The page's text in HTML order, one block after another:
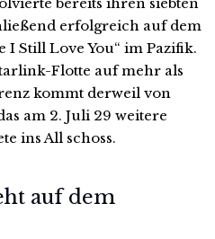
bereits ihren siebten
erfolgreich auf dem
Still Love You“ im Pazifik.
Flotte auf mehr als
kommt derweil von
am 2. Juli 29 weitere
ins All schoss.
auf dem